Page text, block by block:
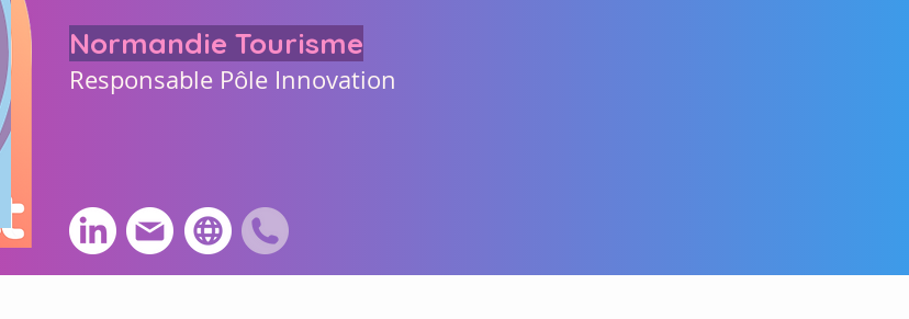
Normandie Tourisme
Responsable Pôle Innovation